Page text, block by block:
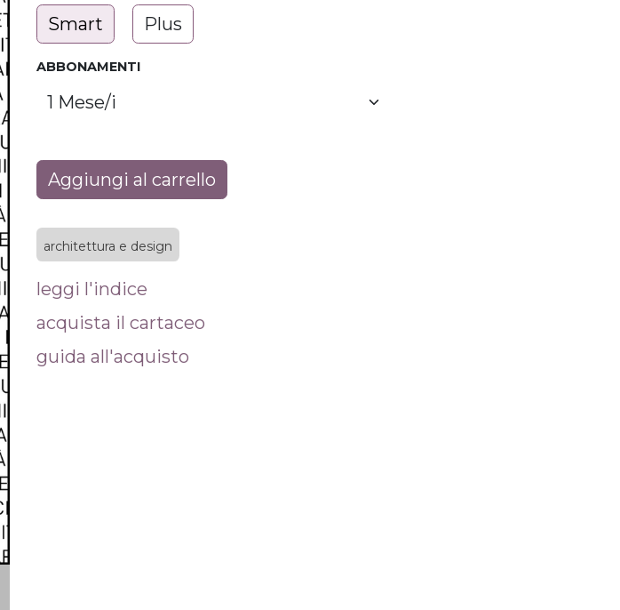
Smart Plus
ABBONAMENTI
Aggiungi al carrello
architettura e design
leggi l'indice
acquista il cartaceo
guida all'acquisto